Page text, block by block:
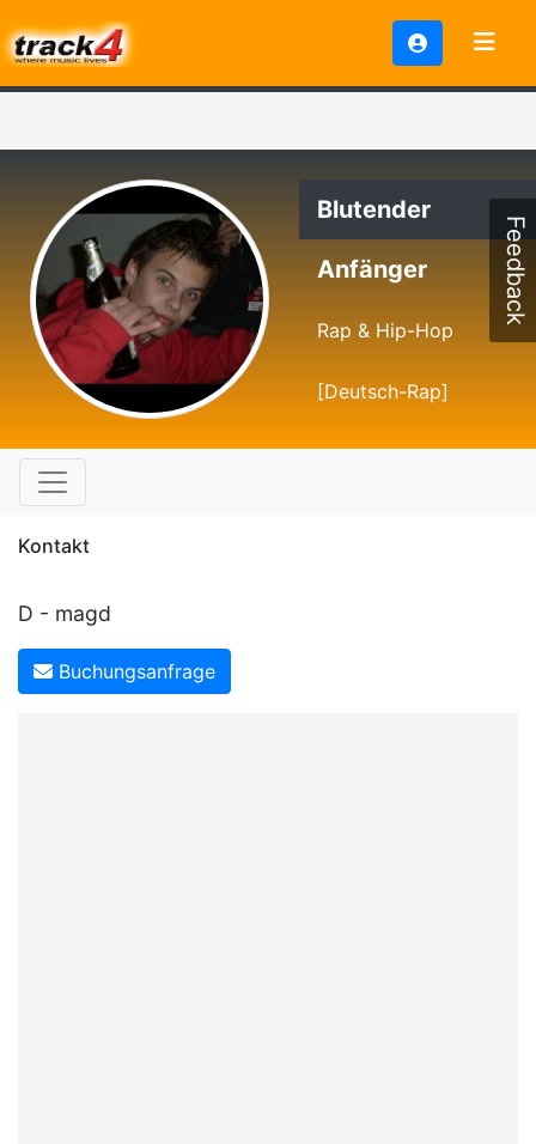
Blutender
Anfänger
Rap & Hip-Hop
[Deutsch-Rap]
Kontakt
D - magd
Buchungsanfrage
Feedback